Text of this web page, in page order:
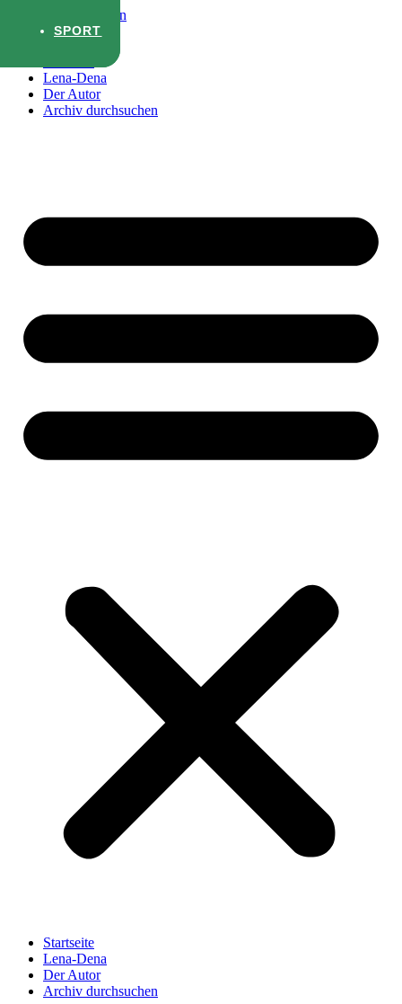
Zum Inhalt wechseln
Lena-Dena
Der Autor
Archiv durchsuchen
Startseite
Lena-Dena
Der Autor
Archiv durchsuchen
SPORT
SPORT